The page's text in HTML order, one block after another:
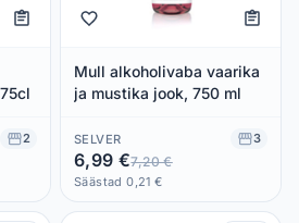
2
Mull alkoholivaba vaarika
ja mustika jook, 750 ml
SELVER 3
6,99 €7,20 €
Säästad 0,21 €